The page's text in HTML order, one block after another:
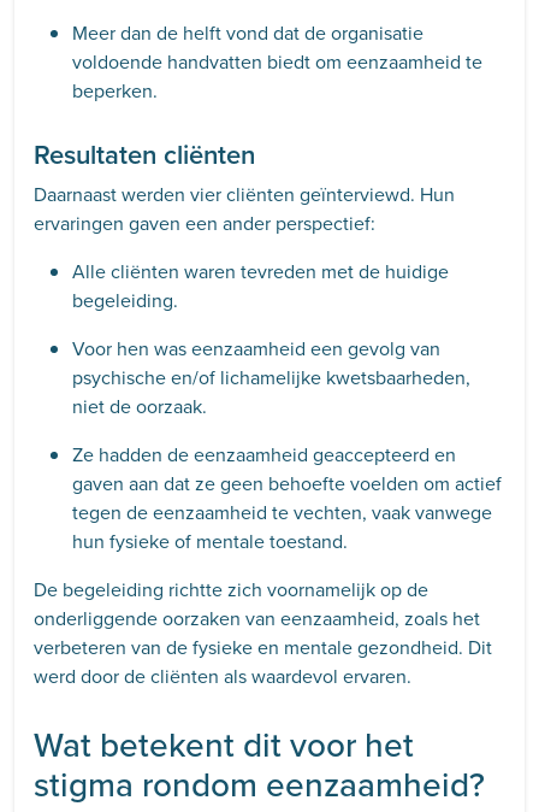
Meer dan de helft vond dat de organisatie
voldoende handvatten biedt om eenzaamheid te
beperken.
Resultaten cliënten
Daarnaast werden vier cliënten geïnterviewd. Hun
ervaringen gaven een ander perspectief:
Alle cliënten waren tevreden met de huidige
begeleiding.
Voor hen was eenzaamheid een gevolg van
psychische en/of lichamelijke kwetsbaarheden,
niet de oorzaak.
Ze hadden de eenzaamheid geaccepteerd en
gaven aan dat ze geen behoefte voelden om actief
tegen de eenzaamheid te vechten, vaak vanwege
hun fysieke of mentale toestand.
De begeleiding richtte zich voornamelijk op de
onderliggende oorzaken van eenzaamheid, zoals het
verbeteren van de fysieke en mentale gezondheid. Dit
werd door de cliënten als waardevol ervaren.
Wat betekent dit voor het
stigma rondom eenzaamheid?